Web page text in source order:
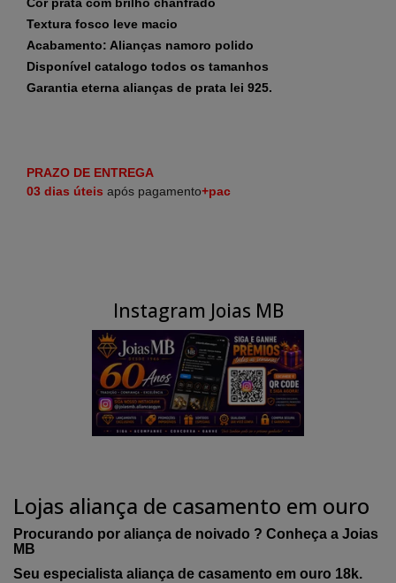
Textura fosco leve macio
Acabamento: Alianças namoro polido
Disponível catalogo todos os tamanhos
Garantia eterna alianças de prata lei 925.
PRAZO DE ENTREGA
03 dias úteis após pagamento+pac
Instagram Joias MB
Lojas aliança de casamento em ouro
Procurando por aliança de noivado ? Conheça a Joias
MB
Seu especialista aliança de casamento em ouro 18k.